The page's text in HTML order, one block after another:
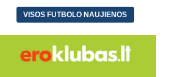
VISOS FUTBOLO NAUJIENOS